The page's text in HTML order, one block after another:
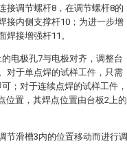
接调节螺杆8，在调节螺杆8的
接内侧支撑杆10；为进一步增
接增强杆11。
电极孔7与电极对齐，调整台
对于单点焊的试样工件，只需
；对于连续点焊的试样工件，
位置，其焊点位置由台板2上的
节滑槽3内的位置移动而进行调